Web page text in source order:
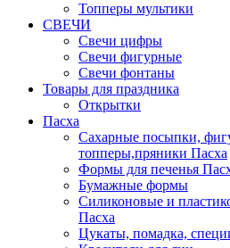
Топперы мультики
СВЕЧИ
Свечи цифры
Свечи фигурные
Свечи фонтаны
Товары для праздника
Открытки
Пасха
Сахарные посыпки,
топперы,пряники Пасха
Формы для печенья
Бумажные формы
Силиконовые и
Пасха
Цукаты, помадка,